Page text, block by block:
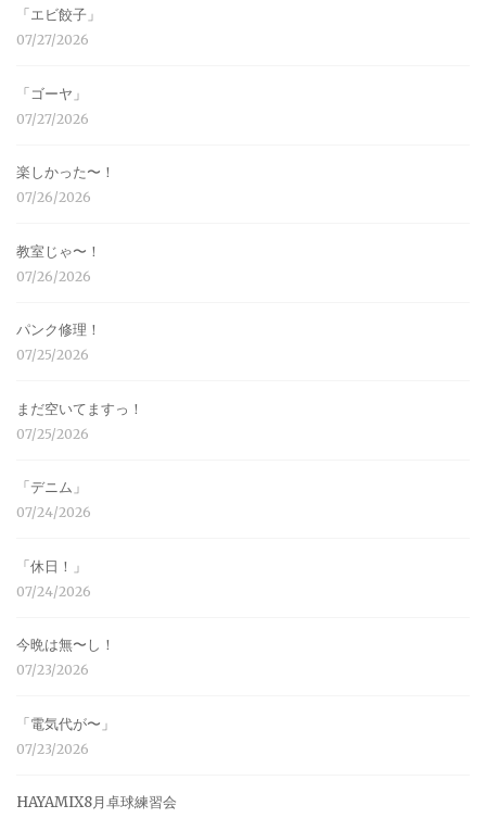
「エビ餃子」
07/27/2026
「ゴーヤ」
07/27/2026
楽しかった〜！
07/26/2026
教室じゃ〜！
07/26/2026
パンク修理！
07/25/2026
まだ空いてますっ！
07/25/2026
「デニム」
07/24/2026
「休日！」
07/24/2026
今晩は無〜し！
07/23/2026
「電気代が〜」
07/23/2026
HAYAMIX8月卓球練習会